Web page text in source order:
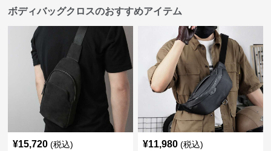
ボディバッグクロスのおすすめアイテム
¥15,720 (税込) ¥11,980 (税込)